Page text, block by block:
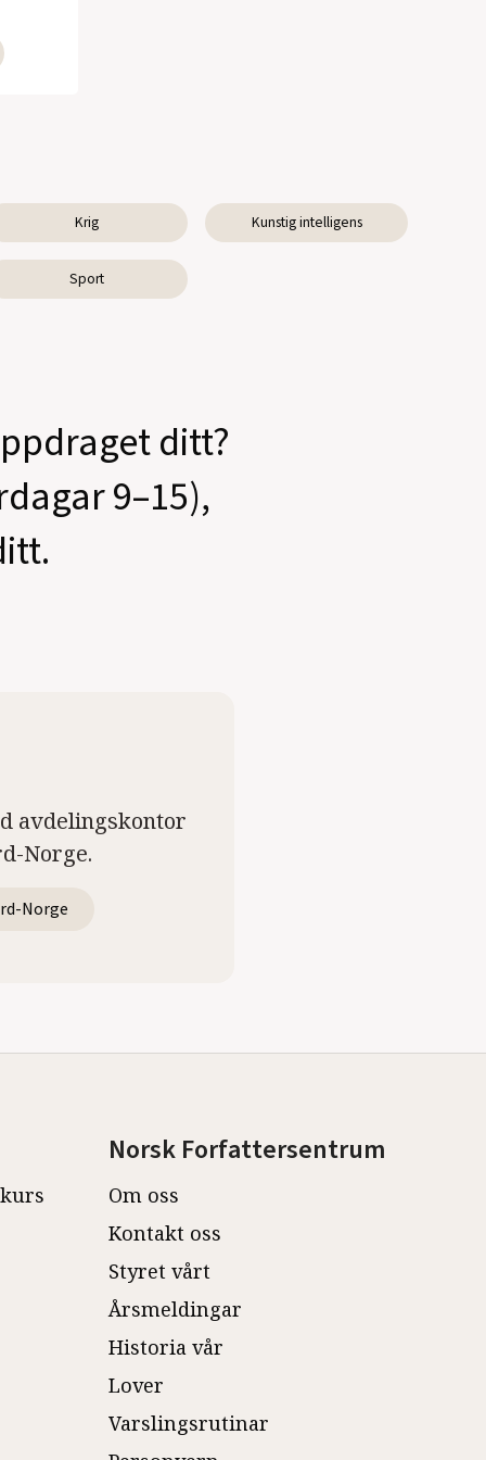
Krig Kunstig intelligens
Sport
ditt?
9–15),
avdelingskontor
Norge.
Norge
Norsk Forfattersentrum
Om oss
Kontakt oss
Styret vårt
Årsmeldingar
Historia vår
Lover
Varslingsrutinar